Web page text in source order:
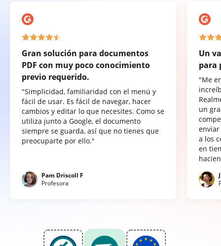
Gran solución para documentos
PDF con muy poco conocimiento
previo requerido.
"Simplicidad, familiaridad con el menú y
fácil de usar. Es fácil de navegar, hacer
cambios y editar lo que necesites. Como se
utiliza junto a Google, el documento
siempre se guarda, así que no tienes que
preocuparte por ello."
Pam Driscoll F
Profesora
Un
para
"Me
un
a los
en